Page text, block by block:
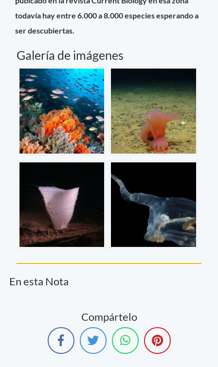
todavía hay entre 6.000 a8.000 especies esperando a
ser descubiertas.
Galería de imágenes
En esta Nota
Compártelo